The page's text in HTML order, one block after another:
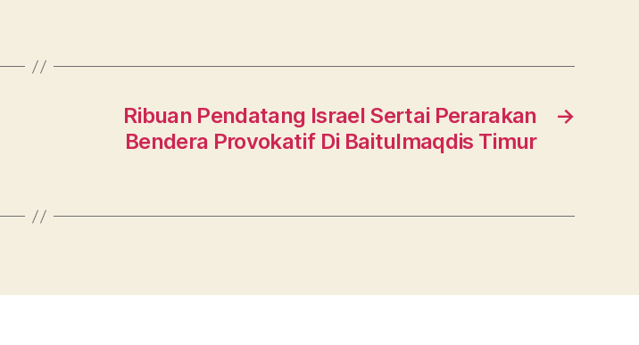
→
Ribuan Pendatang Israel Sertai Perarakan
Bendera Provokatif Di Baitulmaqdis Timur